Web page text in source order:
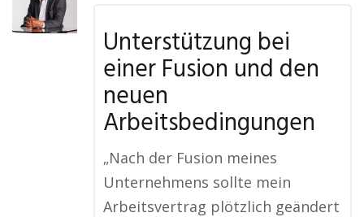
Unterstützung bei
einer Fusion und den
neuen
Arbeitsbedingungen
„Nach der Fusion meines
Unternehmens sollte mein
Arbeitsvertrag plötzlich geändert